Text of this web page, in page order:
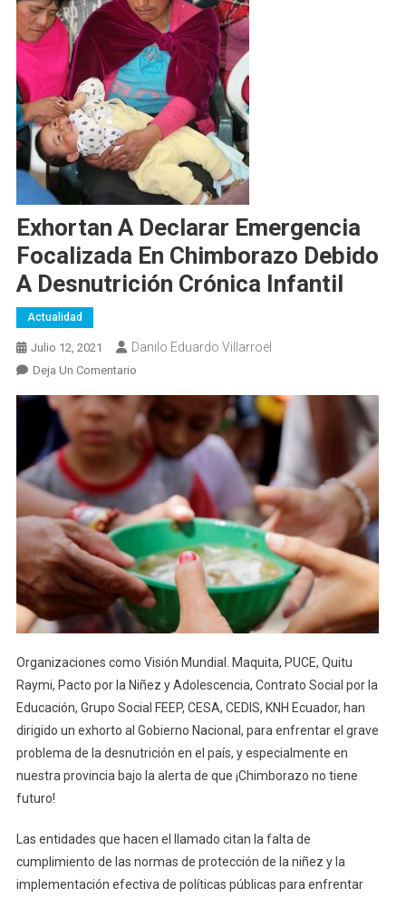
Exhortan A Declarar Emergencia
Focalizada En Chimborazo Debido
A Desnutrición Crónica Infantil
Actualidad
Julio 12, 2021 Danilo Eduardo Villarroel
Deja Un ComentarioEn
A
Declarar
Emergencia
Focalizada
Chimborazo
Debido
A
Desnutrición
Crónica
Infantil
Organizaciones como Visión Mundial. Maquita, PUCE, Quitu
Raymi, Pacto por la Niñez y Adolescencia, Contrato Social por la
Educación, Grupo Social FEEP, CESA, CEDIS, KNH Ecuador, han
dirigido un exhorto al Gobierno Nacional, para enfrentar el grave
problema de la desnutrición en el país, y especialmente en
nuestra provincia bajo la alerta de que ¡Chimborazo no tiene
futuro!
Las entidades que hacen el llamado citan la falta de
cumplimiento de las normas de protección de la niñez y la
implementación efectiva de políticas públicas para enfrentar